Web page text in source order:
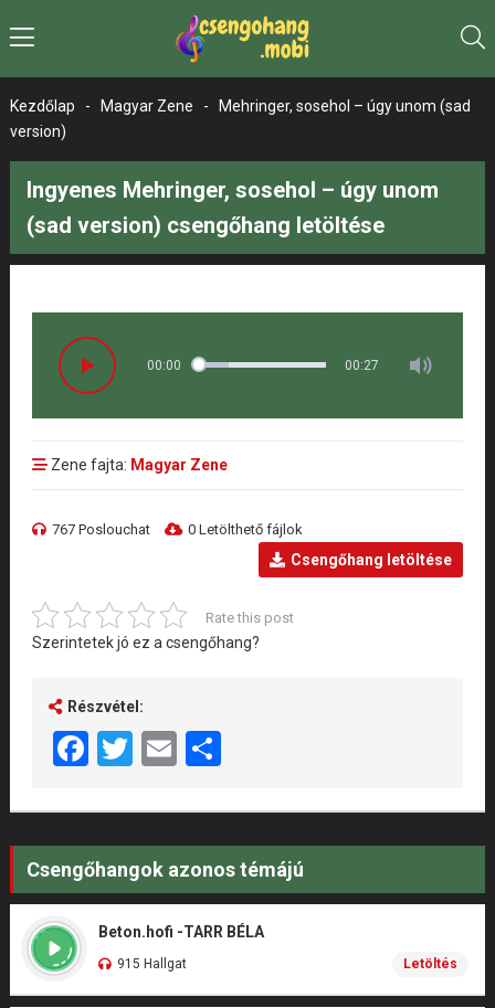
Kezdőlap - Magyar Zene -
Mehringer, sosehol – úgy unom (sad
version)
Ingyenes Mehringer, sosehol – úgy unom
(sad version) csengőhang letöltése
00:00 00:27
Zene fajta: Magyar Zene
767 Poslouchat 0 Letölthető fájlok
Csengőhang letöltése
Rate this post
Szerintetek jó ez a csengőhang?
Részvétel:
Facebook
Twitter
EmailShare
Csengőhangok azonos témájú
Beton.hofi -TARR BÉLA
915 Hallgat Letöltés